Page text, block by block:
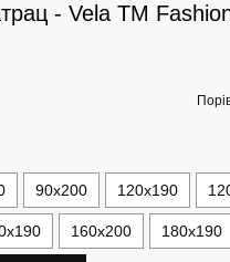
- Vela ТМ
90х200 120х190
160х200 180х190